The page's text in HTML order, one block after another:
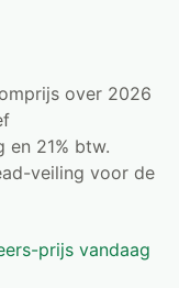
over 2026
en 21% btw.
veiling voor de
prijs vandaag